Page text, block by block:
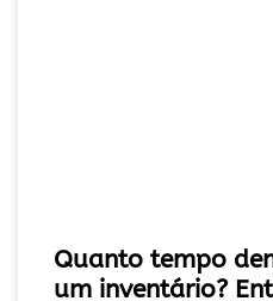
Quanto tempo
um inventário?